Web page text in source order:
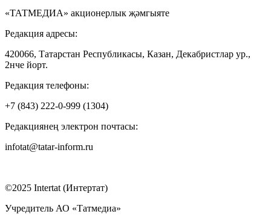
«ТАТМЕДИА» акционерлык җәмгыяте
Редакция адресы:
420066, Татарстан Республикасы, Казан, Декабристлар ур.,
2нче йорт.
Редакция телефоны:
+7 (843) 222-0-999 (1304)
Редакциянең электрон почтасы:
infotat@tatar-inform.ru
©2025 Intertat (Интертат)
Учредитель АО «Татмедиа»